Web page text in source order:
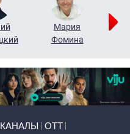
Мария
Фомина
ОТТ